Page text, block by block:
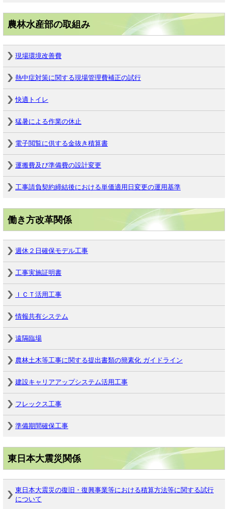
農林水産部の取組み
現場環境改善費
熱中症対策に関する現場管理費補正の試行
快適トイレ
猛暑による作業の休止
電子閲覧に供する金抜き積算書
運搬費及び準備費の設計変更
工事請負契約締結後における単価適用日変更の運用基準
働き方改革関係
週休２日確保モデル工事
工事実施証明書
ＩＣＴ活用工事
情報共有システム
遠隔臨場
農林土木等工事に関する提出書類の簡素化 ガイドライン
建設キャリアアップシステム活用工事
フレックス工事
準備期間確保工事
東日本大震災関係
東日本大震災の復旧・復興事業等における積算方法等に関する試行
について